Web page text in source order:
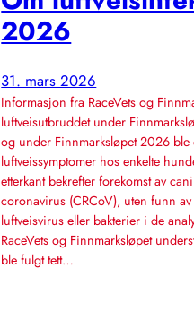
2026
31. mars 2026
Informasjon fra RaceVets og
luftveisutbruddet under
og under Finnmarksløpet 2026 ble
luftveissymptomer hos enkelte
etterkant bekrefter forekomst av
coronavirus (CRCoV), uten funn
luftveisvirus eller bakterier i de
RaceVets og Finnmarksløpet
ble fulgt tett…